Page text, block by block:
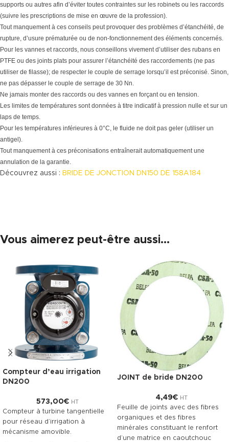
supports ou autres afin d’éviter toutes contraintes sur les robinets ou les raccords
(suivre les prescriptions de mise en œuvre de la profession).
Tout manquement à ces conseils peut provoquer des problèmes d’étanchéité, de
rupture, d’usure prématurée ou de non-fonctionnement des éléments concernés.
Pour les vannes et raccords, nous conseillons vivement d’utiliser des rubans en
PTFE ou des joints plats pour assurer l’étanchéité des raccordements (ne pas
utiliser de filasse); de respecter le couple de serrage lorsqu’il est préconisé. Sinon,
ne pas dépasser le couple de serrage de 30 Nn.
Ne jamais monter des raccords ou des vannes en forçant ou en tension.
Les limites de températures sont données à titre indicatif à pression nulle et sur un
laps de temps.
Pour les températures inférieures à 0°C, le fluide ne doit pas geler (utiliser un
antigel).
Tout manquement à ces préconisations entraînerait automatiquement une
annulation de la garantie.
Découvrez aussi : BRIDE DE JONCTION DN150 DE 158A184
Vous aimerez peut-être aussi…
Compteur d’eau irrigation
DN200
573,00€ HT
Compteur à turbine tangentielle
pour réseau d’irrigation à
mécanisme amovible.
JOINT de bride DN200
4,49€ HT
Feuille de joints avec des fibres
organiques et des fibres
minérales constituant le renfort
d’une matrice en caoutchouc